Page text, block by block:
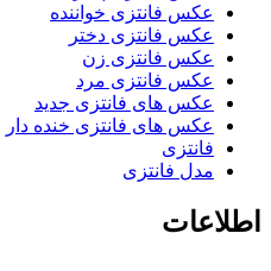
عکس فانتزی خواننده
عکس فانتزی دختر
عکس فانتزی زن
عکس فانتزی مرد
عکس های فانتزی جدید
عکس های فانتزی خنده دار
فانتزی
مدل فانتزی
اطلاعات